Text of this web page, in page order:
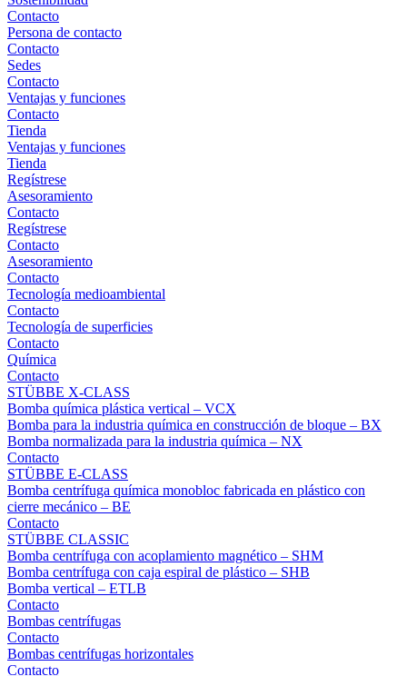
Contacto
Persona de contacto
Contacto
Sedes
Contacto
Ventajas y funciones
Contacto
Tienda
Ventajas y funciones
Tienda
Regístrese
Asesoramiento
Contacto
Regístrese
Contacto
Asesoramiento
Contacto
Tecnología medioambiental
Contacto
Tecnología de superficies
Contacto
Química
Contacto
STÜBBE X-CLASS
Bomba química plástica vertical – VCX
Bomba para la industria química en construcción de bloque – BX
Bomba normalizada para la industria química – NX
Contacto
STÜBBE E-CLASS
Bomba centrífuga química monobloc fabricada en plástico con
cierre mecánico – BE
Contacto
STÜBBE CLASSIC
Bomba centrífuga con acoplamiento magnético – SHM
Bomba centrífuga con caja espiral de plástico – SHB
Bomba vertical – ETLB
Contacto
Bombas centrífugas
Contacto
Bombas centrífugas horizontales
Contacto